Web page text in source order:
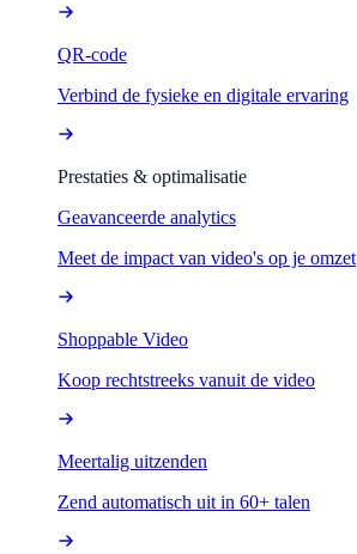
QR-code
Verbind de fysieke en digitale ervaring
Prestaties & optimalisatie
Geavanceerde analytics
Meet de impact van video's op je omzet
Shoppable Video
Koop rechtstreeks vanuit de video
Meertalig uitzenden
Zend automatisch uit in 60+ talen